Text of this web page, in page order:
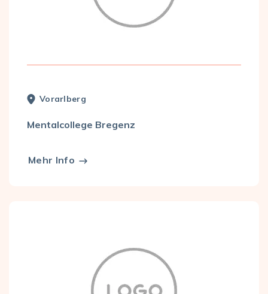
Vorarl­berg
Mentalcollege Bregenz
Mehr Info